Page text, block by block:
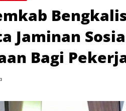
Jaminan
Bagi